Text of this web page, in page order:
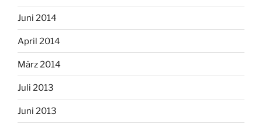
Juni 2014
April 2014
März 2014
Juli 2013
Juni 2013